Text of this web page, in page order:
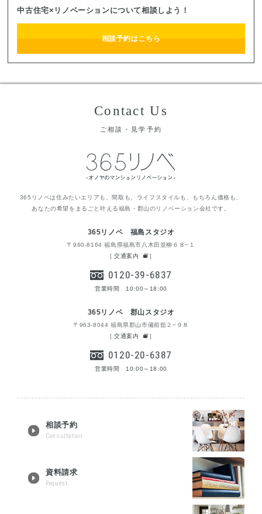
中古住宅×リノベーションについて相談しよう！
相談予約はこちら
Contact Us
ご相談・見学予約
365リノベは住みたいエリアも、間取も、ライフスタイルも、もちろん価格も、
あなたの希望をまるごと叶える福島・郡山のリノベーション会社です。
365リノベ 福島スタジオ
〒960-8164 福島県福島市八木田並柳６８−１
[交通案内 ]
0120-39-6837
営業時間 10:00～18:00
365リノベ 郡山スタジオ
〒963-8044 福島県郡山市備前舘２−９８
[交通案内 ]
0120-20-6387
営業時間 10:00～18:00
相談予約
Consultation
資料請求
Request